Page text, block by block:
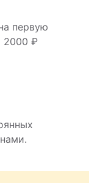
первую
2000 ₽